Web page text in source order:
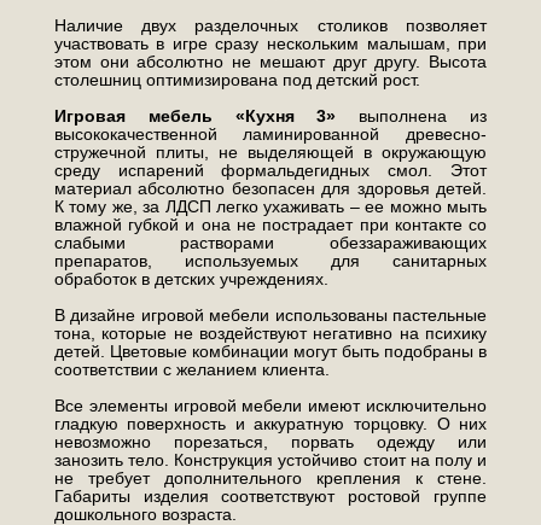
Наличие двух разделочных столиков позволяет
участвовать в игре сразу нескольким малышам, при
этом они абсолютно не мешают друг другу. Высота
столешниц оптимизирована под детский рост.
Игровая мебель «Кухня 3» выполнена из
высококачественной ламинированной древесно-
стружечной плиты, не выделяющей в окружающую
среду испарений формальдегидных смол. Этот
материал абсолютно безопасен для здоровья детей.
К тому же, за ЛДСП легко ухаживать – ее можно мыть
влажной губкой и она не пострадает при контакте со
слабыми растворами обеззараживающих
препаратов, используемых для санитарных
обработок в детских учреждениях.
В дизайне игровой мебели использованы пастельные
тона, которые не воздействуют негативно на психику
детей. Цветовые комбинации могут быть подобраны в
соответствии с желанием клиента.
Все элементы игровой мебели имеют исключительно
гладкую поверхность и аккуратную торцовку. О них
невозможно порезаться, порвать одежду или
занозить тело. Конструкция устойчиво стоит на полу и
не требует дополнительного крепления к стене.
Габариты изделия соответствуют ростовой группе
дошкольного возраста.